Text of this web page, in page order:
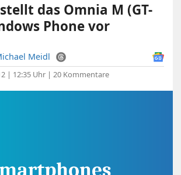
das Omnia M (GT-
Phone vor
Meidl
| 12:35 Uhr |20 Kommentare